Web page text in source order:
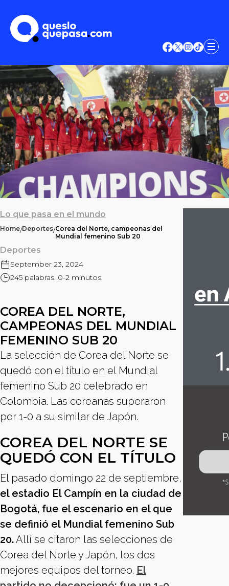
Lo que pasa en el mundo
Home/Deportes/Corea del Norte, campeonas del
Mundial femenino Sub 20
Deportes
September 23, 2024
245 palabras. 0-2 minutos.
COREA DEL NORTE,
CAMPEONAS DEL MUNDIAL
FEMENINO SUB 20
La selección de Corea del Norte se
quedó con el título en el Mundial
femenino Sub 20 celebrado en
Colombia. Las coreanas superaron
por 1-0 a su similar de Japón.
COREA DEL NORTE SE
QUEDÓ CON EL TÍTULO
El pasado domingo 22 de septiembre,
el estadio El Campín en la ciudad de
Bogotá, fue el escenario en el que
se definió el Mundial femenino Sub
20.Allí se citaron las selecciones de
Corea del Norte y Japón, los dos
mejores equipos del torneo. El